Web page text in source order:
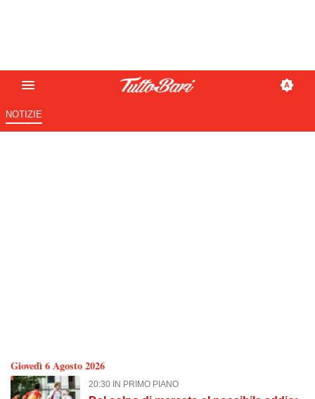
NOTIZIE
Tutto Bari: News sul Bari
Giovedì 6 Agosto 2026
20:30 IN PRIMO PIANO